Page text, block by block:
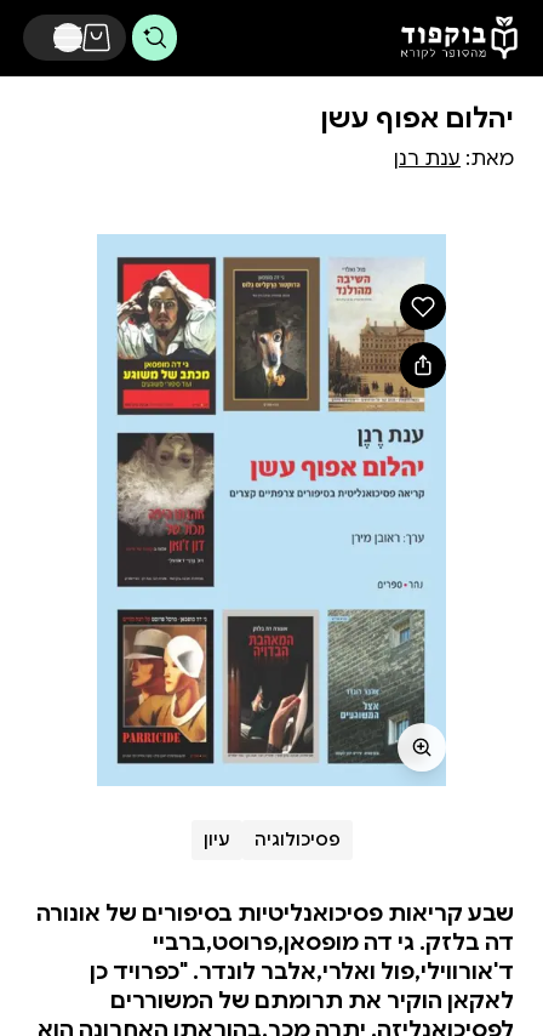
דלג לתוכן הראשי
יהלום אפוף עשן
מאת: ענת רנן
פסיכולוגיה עיון
שבע קריאות פסיכואנליטיות בסיפורים של אונורה
דה בלזק. גי דה מופסאן,פרוסט,ברביי
ד'אורווילי,פול ואלרי,אלבר לונדר. "כפרויד כן
לאקאן הוקיר את תרומתם של המשוררים
לפסיכואנליזה. יתרה מכך,בהוראתו האחרונה הוא